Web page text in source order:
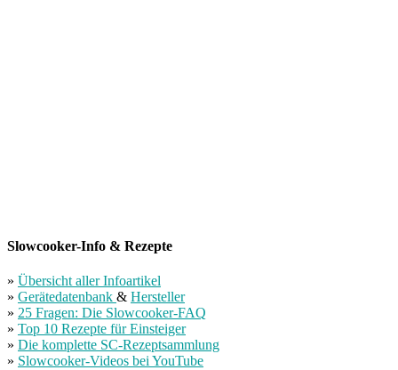
Slowcooker-Info & Rezepte
» Übersicht aller Infoartikel
» Gerätedatenbank & Hersteller
» 25 Fragen: Die Slowcooker-FAQ
» Top 10 Rezepte für Einsteiger
» Die komplette SC-Rezeptsammlung
» Slowcooker-Videos bei YouTube